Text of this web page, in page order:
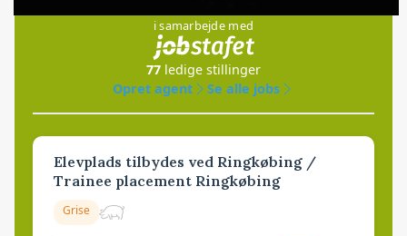
i samarbejde med
77 ledige stillinger
Opret agent
Se alle jobs
Elevplads tilbydes ved Ringkøbing /
Trainee placement Ringkøbing
Grise